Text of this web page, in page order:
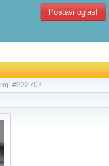
Postavi oglas!
#232703